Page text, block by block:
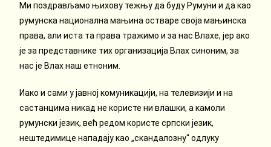
Ми поздрављамо њихову тежњу да буду Румуни и да као
румунска национална мањина остваре своја мањинска
права, али иста та права тражимо и за нас Влахе, јер ако
је за представнике тих организација Влах синоним, за
нас је Влах наш етноним.
Иако и сами у јавној комуникацији, на телевизији и на
састанцима никад не користе ни влашки, а камоли
румунски језик, већ редом користе српски језик,
нештедимице нападају као „скандалозну“ одлуку